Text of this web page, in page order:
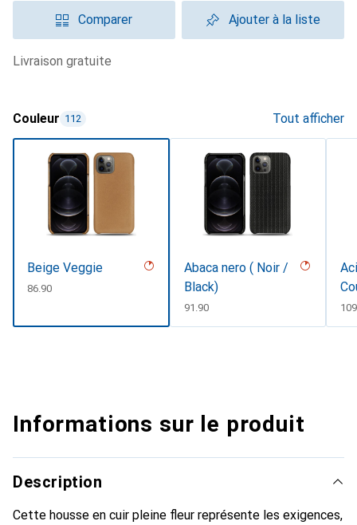
Comparer Ajouter à la liste
livraison gratuite
Couleur 112 Tout afficher
Beige Veggie
CHF
86.90
Abaca nero ( Noir /
Black)
CHF
91.90
Informations sur le produit
Description
Cette housse en cuir pleine fleur représente les exigences,